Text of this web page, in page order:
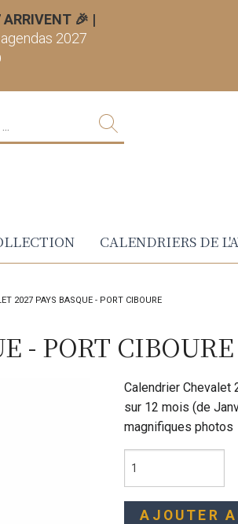
🎉 |
2027
CALENDRIERS DE
2027 PAYS BASQUE - PORT CIBOURE
- PORT CIBOURE
Calendrier Chevalet
sur 12 mois (de
magnifiques photos
AJOUTER